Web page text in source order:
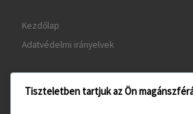
Kezdőlap
Adatvédelmi irányelvek
Tiszteletben tartjuk az Ön